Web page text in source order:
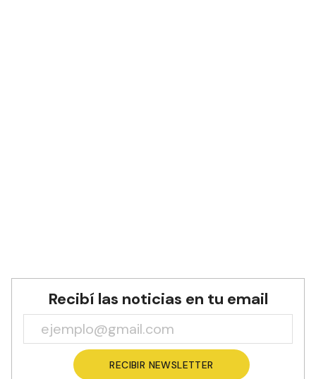
Recibí las noticias en tu email
RECIBIR NEWSLETTER